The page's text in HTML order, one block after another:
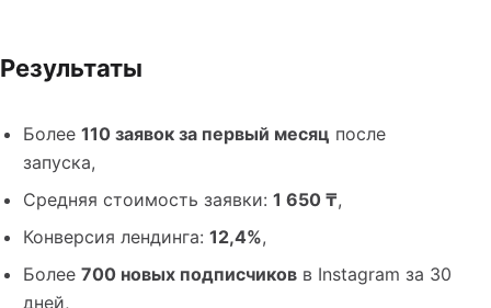
Результаты
Более 110 заявок за первый месяц после
запуска,
Средняя стоимость заявки: 1 650 ₸,
Конверсия лендинга: 12,4%,
Более 700 новых подписчиковв Instagram за 30
дней,